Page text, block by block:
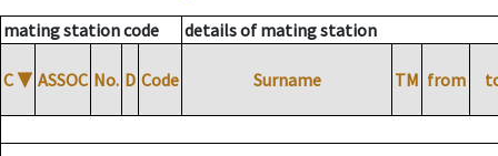
mating station code details of mating station
C ▼ ASSOC No. D Code Surname TM from